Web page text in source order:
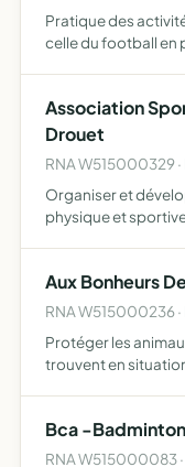
Pratique des
celle du football en
Association
Drouet
RNA W515000329
Organiser et
physique et
Aux Bonheurs
RNA W515000236
Protéger les
trouvent en
Bca -
RNA W515000083